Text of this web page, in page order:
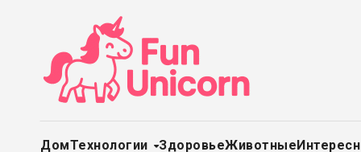
содержимому
ДомТехнологии ЗдоровьеЖивотные